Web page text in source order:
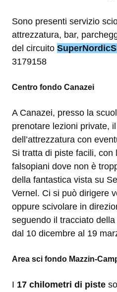
Sono presenti servizio
attrezzatura, bar,
del circuito
3179158
Centro fondo Canazei
A Canazei, presso la
prenotare lezioni private,
dell’attrezzatura con
Si tratta di piste facili, con
falsopiani dove non è
della fantastica vista su
Vernel. Ci si può dirigere
oppure scivolare in
seguendo il tracciato
dal 10 dicembre al 19
Area sci fondo Mazzin-
I 17 chilometri di piste